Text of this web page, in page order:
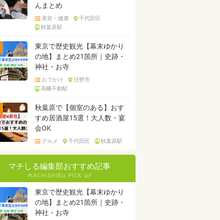
んまとめ
美容・健康
千代田区
秋葉原駅
東京で歴史観光【幕末ゆかり
の地】まとめ21箇所｜史跡・
神社・お寺
おでかけ
日野市
高幡不動駅
秋葉原で【個室のある】おす
すめ居酒屋15選！大人数・宴
会OK
グルメ 千代田区 秋葉原駅
マチしる編集部おすすめ記事
東京で歴史観光【幕末ゆかり
の地】まとめ21箇所｜史跡・
神社・お寺